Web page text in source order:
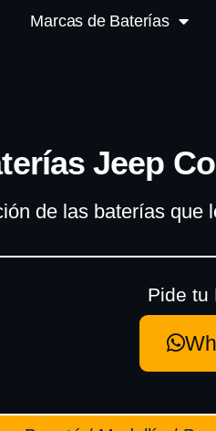
Marcas de Baterías
Jeep
de las baterías que
Pide tu